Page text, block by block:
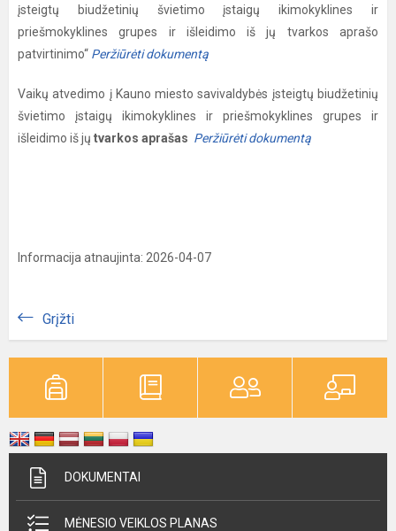
įsteigtų biudžetinių švietimo įstaigų ikimokyklines ir
priešmokyklines grupes ir išleidimo iš jų tvarkos aprašo
patvirtinimo“ Peržiūrėti dokumentą
Vaikų atvedimo į Kauno miesto savivaldybės įsteigtų biudžetinių
švietimo įstaigų ikimokyklines ir priešmokyklines grupes ir
išleidimo iš jų tvarkos aprašas Peržiūrėti dokumentą
Informacija atnaujinta: 2026-04-07
Grįžti
DOKUMENTAI
MĖNESIO VEIKLOS PLANAS